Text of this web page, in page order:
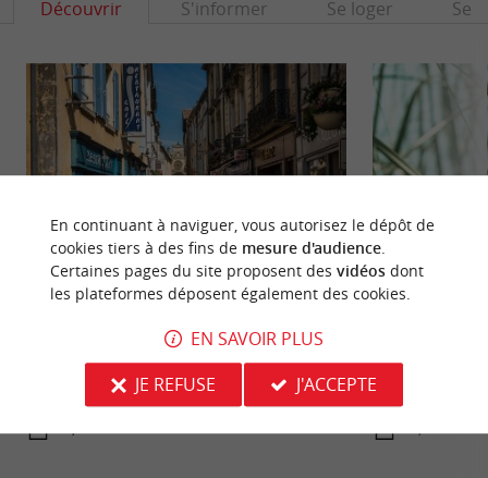
Découvrir S'informer Se loger Se
Bazas évoque, pour les fins gastronomes, cette
viande tendre, succulente et savoureuse qui fait la
situe à la limite
pas du ...
En continuant à naviguer, vous autorisez le dépôt de
cookies tiers à des fins de mesure d'audience.
Certaines pages du site proposent des vidéosdont
les plateformes déposent également des cookies.
EN SAVOIR PLUS
JE REFUSE
J'ACCEPTE